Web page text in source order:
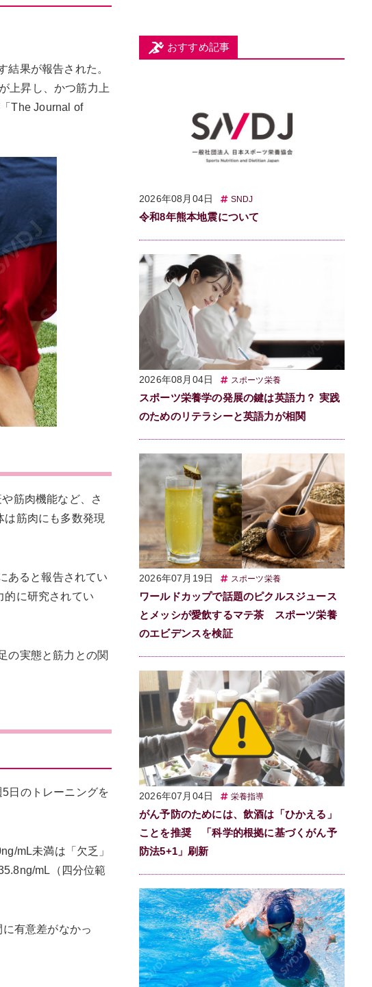
果が報告された。
上昇し、かつ筋力上
The Journal of
筋肉機能など、さ
筋肉にも多数発現
あると報告されてい
的に研究されてい
の実態と筋力との関
日のトレーニングを
mL未満は「欠乏」
mL（四分位範
有意差がなかっ
おすすめ記事
2026年08月04日 SNDJ
令和8年熊本地震について
2026年08月04日 スポーツ栄養
スポーツ栄養学の発展の鍵は英語力？ 実践
のためのリテラシーと英語力が相関
2026年07月19日 スポーツ栄養
ワールドカップで話題のピクルスジュース
とメッシが愛飲するマテ茶 スポーツ栄養
のエビデンスを検証
2026年07月04日 栄養指導
がん予防のためには、飲酒は「ひかえる」
ことを推奨 「科学的根拠に基づくがん予
防法5+1」刷新